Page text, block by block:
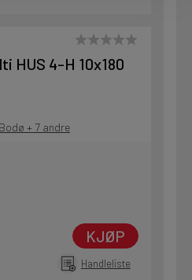
HUS 4-H 10x180
+ 7 andre
KJØP
Handleliste